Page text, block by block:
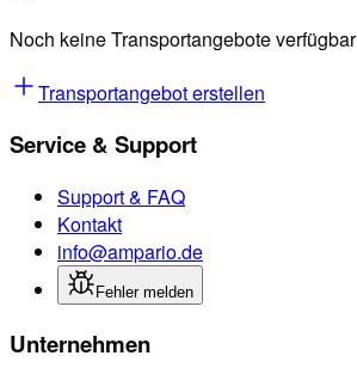
Noch keine Transportangebote verfügbar
Transportangebot erstellen
Service & Support
Support & FAQ
Kontakt
info@ampario.de
Fehler melden
Unternehmen